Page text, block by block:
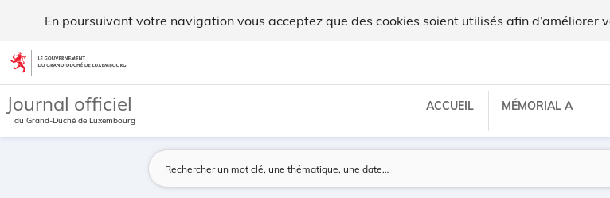
En poursuivant votre navigation vous acceptez que des cookies soient utilisés afin d’améliorer
Aller au contenu
Journal officiel
du Grand-Duché de Luxembourg
ACCUEIL MÉMORIAL A